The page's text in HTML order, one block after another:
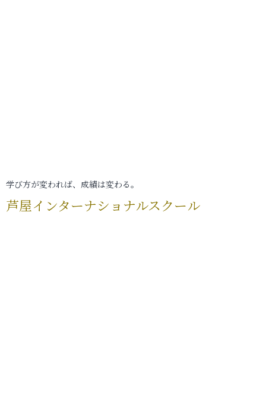
学び方が変われば、成績は変わる。
芦屋インターナショナルスクール